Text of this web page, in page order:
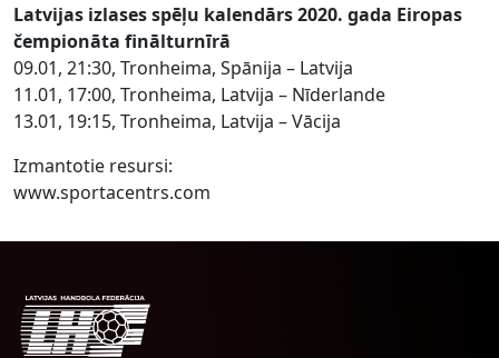
Latvijas izlases spēļu kalendārs 2020. gada Eiropas
čempionāta finālturnīrā
09.01, 21:30, Tronheima, Spānija – Latvija
11.01, 17:00, Tronheima, Latvija – Nīderlande
13.01, 19:15, Tronheima, Latvija – Vācija
Izmantotie resursi:
www.sportacentrs.com